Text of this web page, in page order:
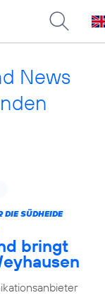
News
DIE SÜDHEIDE
bringt